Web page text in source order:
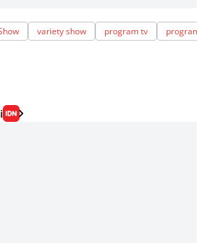
variety show program tv
program